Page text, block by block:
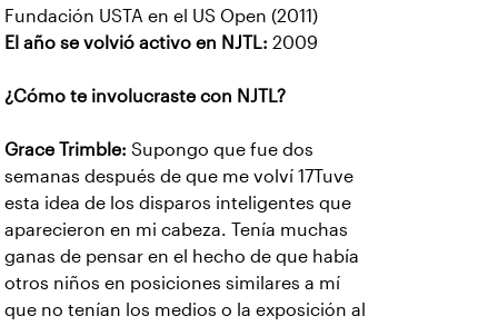
Fundación USTA en el US Open (2011)
El año se volvió activo en NJTL: 2009
¿Cómo te involucraste con NJTL?
Grace Trimble: Supongo que fue dos
semanas después de que me volví 17Tuve
esta idea de los disparos inteligentes que
aparecieron en mi cabeza. Tenía muchas
ganas de pensar en el hecho de que había
otros niños en posiciones similares a mí
que no tenían los medios o la exposición al